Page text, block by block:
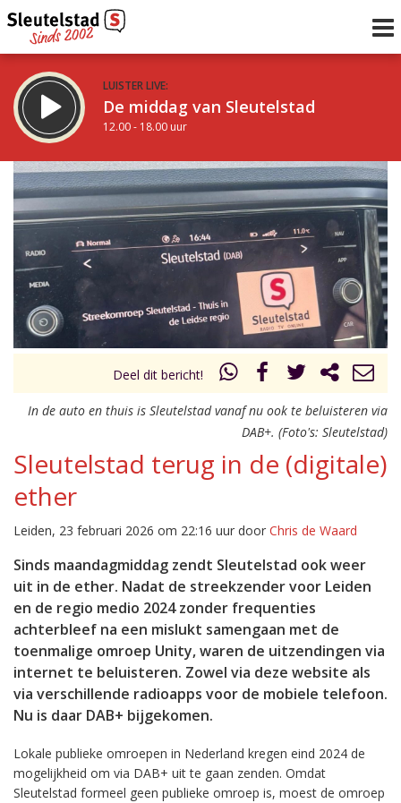
LUISTER LIVE:
De middag van Sleutelstad
12.00 - 18.00 uur
STRAKS:
De vrijdagavond met Keanu
18.00 - 19.00 uur
Vorig uur
uur 1 van 0 Volgend uur
Deel dit bericht!
In de auto en thuis is Sleutelstad vanaf nu ook te beluisteren via
DAB+. (Foto's: Sleutelstad)
Sleutelstad terug in de (digitale)
ether
Leiden, 23 februari 2026 om 22:16 uur door Chris de Waard
Sinds maandagmiddag zendt Sleutelstad ook weer
uit in de ether. Nadat de streekzender voor Leiden
en de regio medio 2024 zonder frequenties
achterbleef na een mislukt samengaan met de
toenmalige omroep Unity, waren de uitzendingen via
internet te beluisteren. Zowel via deze website als
via verschillende radioapps voor de mobiele telefoon.
Nu is daar DAB+ bijgekomen.
Lokale publieke omroepen in Nederland kregen eind 2024 de
mogelijkheid om via DAB+ uit te gaan zenden. Omdat
Sleutelstad formeel geen publieke omroep is, moest de omroep